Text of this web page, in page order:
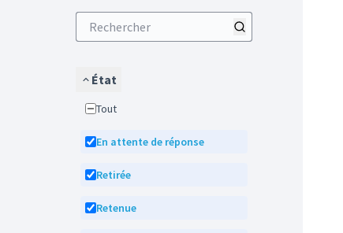
État
Tout
En attente de réponse
Retirée
Retenue